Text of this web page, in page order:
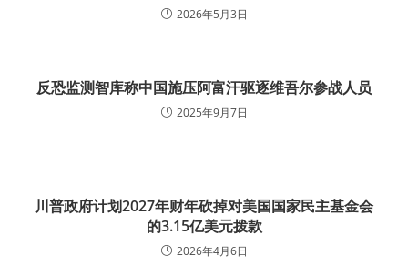
2026年5月3日
反恐监测智库称中国施压阿富汗驱逐维吾尔参战人员
2025年9月7日
川普政府计划2027年财年砍掉对美国国家民主基金会
的3.15亿美元拨款
2026年4月6日